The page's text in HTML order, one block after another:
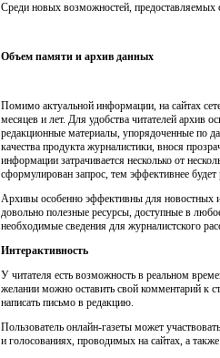
Среди новых возможностей,
Объем памяти и архив данных
Помимо актуальной информации, на сайтах
месяцев и лет. Для удобства читателей архив
редакционные материалы, упорядоченные по
качества продукта журналистики, внося
информации затрачивается несколько от
сформулирован запрос, тем эффективнее
Архивы особенно эффективны для новостных
довольно полезные ресурсы, доступные в
необходимые сведения для журналистского
Интерактивность
У читателя есть возможность в реальном
желании можно оставить свой комментарий к
написать письмо в редакцию.
Пользователь онлайн-газеты может
и голосованиях, проводимых на сайтах, а